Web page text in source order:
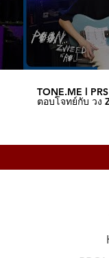
TONE.ME l
ตอบโจทย์กับ วง